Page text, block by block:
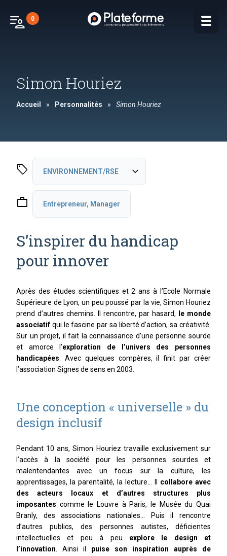
patient_list 0
Simon Houriez
Accueil » Personnalités » Simon Houriez
sell ENVIRONNEMENT/RSE expand_more
Économie sociale et solidaire
DIVERSITE/INCLUSION
INNOVATION ET CREATIVITE
work Entrepreneur, Manager
S’inspirer du handicap
pour innover
Après des études scientifiques et 2 ans à l’Ecole Normale
Supérieure de Lyon, un peu poussé par la vie, Simon Houriez
prend d’autres chemins. Il rencontre, par hasard,
le monde
associatif qui le fascine par sa liberté d’action, sa créativité.
Sur un projet, il fait la connaissance d’une personne sourde
et amorce l’exploration de l’univers des personnes
handicapées . Avec quelques compères, il finit par créer
l’association Signes de sens en 2003.
Une conception « universelle » du
design inclusif
Pendant 10 ans, Simon Houriez travaille exclusivement sur
l’accès à la société pour les personnes sourdes et
malentendantes avec un focus sur la culture, les
apprentissages, la parentalité, la lecture… Il collabore avec
des acteurs locaux et d’autres structures plus
imposantes comme le Louvre à Paris, le Musée du Quai
Branly, des associations nationales… Puis il rencontre
d’autres publics, des personnes autistes, déficientes
intellectuelles et peu à peu explore le design et
l’innovation . Ainsi il puise son inspiration auprès de